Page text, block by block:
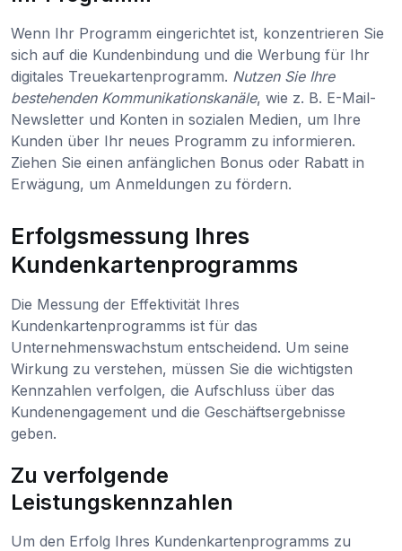
Wenn Ihr Programm eingerichtet ist, konzentrieren Sie
sich auf die Kundenbindung und die Werbung für Ihr
digitales Treuekartenprogramm. Nutzen Sie Ihre
bestehenden Kommunikationskanäle, wie z. B. E-Mail-
Newsletter und Konten in sozialen Medien, um Ihre
Kunden über Ihr neues Programm zu informieren.
Ziehen Sie einen anfänglichen Bonus oder Rabatt in
Erwägung, um Anmeldungen zu fördern.
Erfolgsmessung Ihres
Kundenkartenprogramms
Die Messung der Effektivität Ihres
Kundenkartenprogramms ist für das
Unternehmenswachstum entscheidend. Um seine
Wirkung zu verstehen, müssen Sie die wichtigsten
Kennzahlen verfolgen, die Aufschluss über das
Kundenengagement und die Geschäftsergebnisse
geben.
Zu verfolgende
Leistungskennzahlen
Um den Erfolg Ihres Kundenkartenprogramms zu